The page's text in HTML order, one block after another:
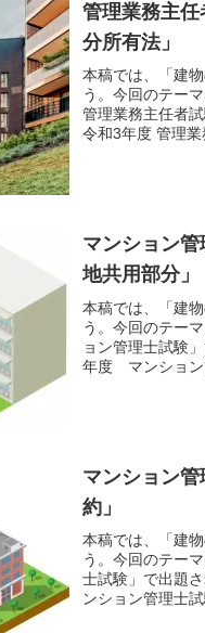
管理業務主
分所有法」
本稿では、「建
う。今回のテー
管理業務主任者
令和3年度 管理
マンション
地共用部分」
本稿では、「建
う。今回のテー
ョン管理士試験
年度 マンショ
マンション
約」
本稿では、「建
う。今回のテー
士試験」で出題
ンション管理士